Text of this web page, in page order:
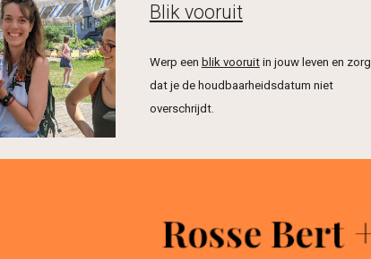
Blik vooruit
Werp een blik vooruit in jouw leven en zorg
dat je de houdbaarheidsdatum niet
overschrijdt.